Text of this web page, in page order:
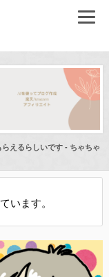
えるらしいです - ちゃちゃ
います。